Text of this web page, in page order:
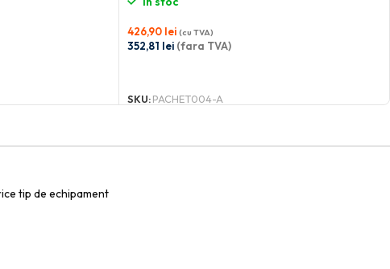
426,90 lei (cu TVA)
352,81 lei(fara TVA)
SKU:PACHET004-A
tip de echipament